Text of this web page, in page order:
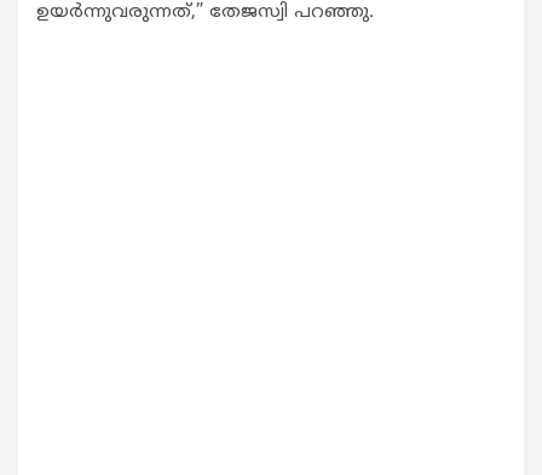
ഉയര്‍ന്നുവരുന്നത്,” തേജസ്വി പറഞ്ഞു.